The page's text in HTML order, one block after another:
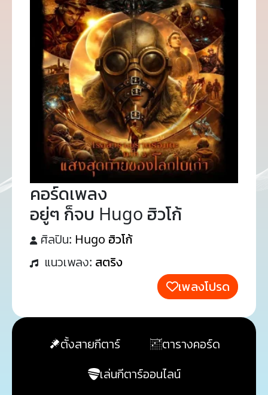
คอร์ดเพลง
อยู่ๆ ก็จบ Hugo ฮิวโก้
ศิลปิน: Hugo ฮิวโก้
แนวเพลง: สตริง
เพลงโปรด
ตั้งสายกีตาร์
ตารางคอร์ด
เล่นกีตาร์ออนไลน์